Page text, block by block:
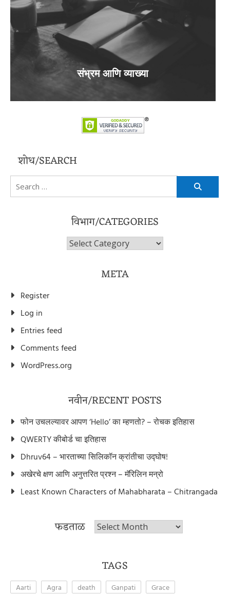
संभ्रम आणि व्याख्या
शोध/SEARCH
Search
for:
विभाग/CATEGORIES
विभाग/Categories
META
Register
Log in
Entries feed
Comments feed
WordPress.org
नवीन/RECENT POSTS
फोन उचलल्यावर आपण ‘Hello’ का म्हणतो? – रोचक इतिहास
QWERTY कीबोर्ड चा इतिहास
Dhruv64 – भारताच्या सिलिकॉन क्रांतीचा उद्घोष!
अखेरचे क्षण आणि अनुत्तरित प्रश्न – मॅरिलिन मन्रो
Least Known Characters of Mahabharata – Chitrangada
फडताळ फडताळ
TAGS
Aarti Agra death Ganpati
Grace